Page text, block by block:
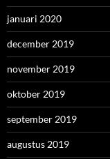
januari 2020
december 2019
november 2019
oktober 2019
september 2019
augustus 2019